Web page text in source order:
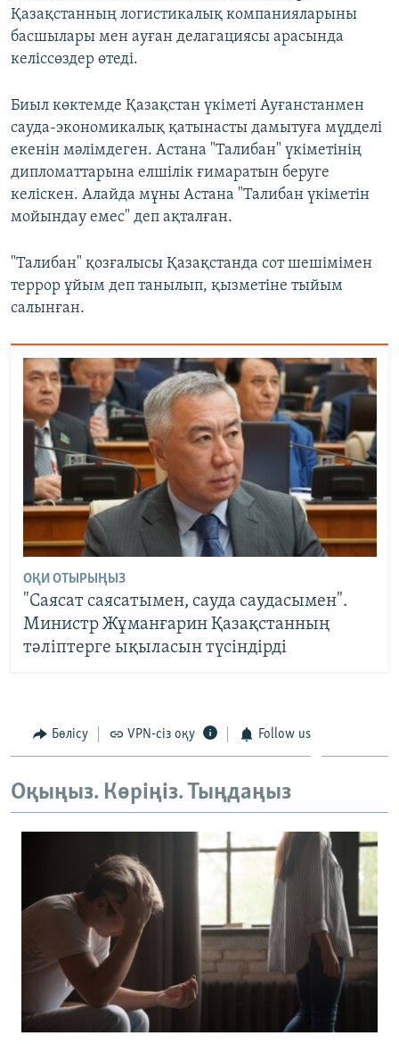
Қазақстанның логистикалық компанияларыны
басшылары мен ауған делагациясы арасында
келіссөздер өтеді.
Биыл көктемде Қазақстан үкіметі Ауғанстанмен
сауда-экономикалық қатынасты дамытуға мүдделі
екенін мәлімдеген. Астана "Талибан" үкіметінің
дипломаттарына елшілік ғимаратын беруге
келіскен. Алайда мұны Астана "Талибан үкіметін
мойындау емес" деп ақталған.
"Талибан" қозғалысы Қазақстанда сот шешімімен
террор ұйым деп танылып, қызметіне тыйым
салынған.
ОҚИ ОТЫРЫҢЫЗ
"Саясат саясатымен, сауда саудасымен".
Министр Жұманғарин Қазақстанның
тәліптерге ықыласын түсіндірді
Бөлісу VPN-сіз оқу Follow us
Оқыңыз. Көріңіз. Тыңдаңыз